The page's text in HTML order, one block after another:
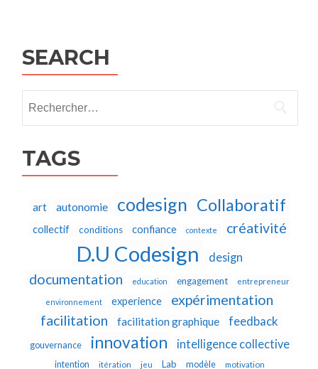
SEARCH
TAGS
art autonomie codesign Collaboratif
collectif conditions confiance contexte créativité
D.U Codesign design
documentation education engagement entrepreneur
environnement experience
expérimentation
facilitation
facilitation graphique feedback
gouvernance innovation intelligence collective
intention itération jeu Lab modèle motivation